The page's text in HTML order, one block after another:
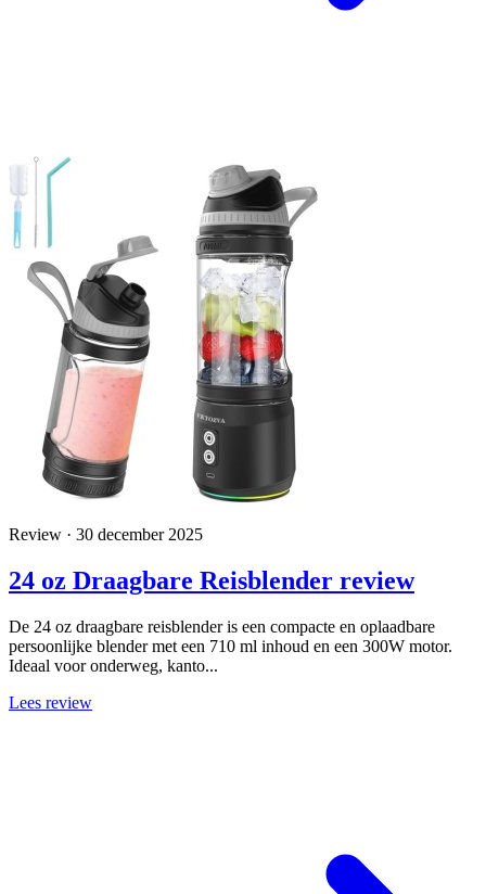
Review · 30 december 2025
24 oz Draagbare Reisblender review
De 24 oz draagbare reisblender is een compacte en oplaadbare
persoonlijke blender met een 710 ml inhoud en een 300W motor.
Ideaal voor onderweg, kanto...
Lees review